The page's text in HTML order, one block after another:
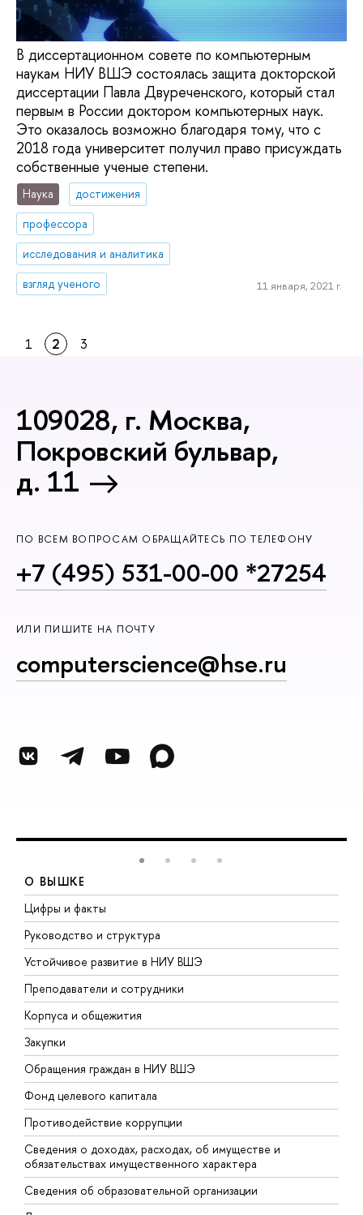
В диссертационном совете по компьютерным
наукам НИУ ВШЭ состоялась защита докторской
диссертации Павла Двуреченского, который стал
первым в России доктором компьютерных наук.
Это оказалось возможно благодаря тому, что с
2018 года университет получил право присуждать
собственные ученые степени.
Наука
достижения
профессора
исследования и аналитика
взгляд ученого
11 января, 2021 г.
1 2 3
109028, г. Москва,
Покровский бульвар,
д. 11
ПО ВСЕМ ВОПРОСАМ ОБРАЩАЙТЕСЬ ПО ТЕЛЕФОНУ
+7 (495) 531-00-00 *27254
ИЛИ ПИШИТЕ НА ПОЧТУ
computerscience@hse.ru
О ВЫШКЕ
Цифры и факты
Руководство и структура
Устойчивое развитие в НИУ ВШЭ
Преподаватели и сотрудники
Корпуса и общежития
Закупки
Обращения граждан в НИУ ВШЭ
Фонд целевого капитала
Противодействие коррупции
Сведения о доходах, расходах, об имуществе и
обязательствах имущественного характера
Сведения об образовательной организации